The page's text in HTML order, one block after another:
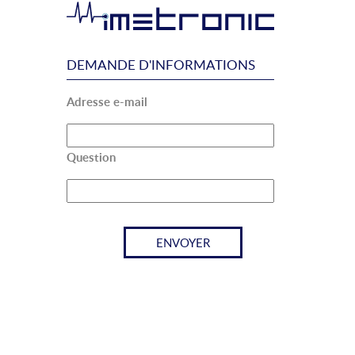
DEMANDE D'INFORMATIONS
Adresse e-mail
Question